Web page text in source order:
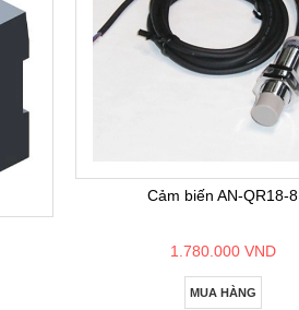
Cảm biến AN-QR18-8
1.780.000 VND
MUA HÀNG